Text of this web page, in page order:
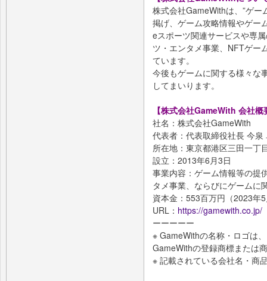
株式会社GameWithは、”ゲー
掲げ、ゲーム攻略情報やゲー
eスポーツ関連サービスや専
ツ・エンタメ事業、NFTゲー
ています。
今後もゲームに関する様々な
してまいります。
【株式会社GameWith 会社概
社名：株式会社GameWith
代表者：代表取締役社長 今泉
所在地：東京都港区三田一丁
設立：2013年6月3日
事業内容：ゲーム情報等の提
タメ事業、ならびにゲームに
資本金：553百万円（2023年
URL： https://gamewith.co.jp/
ーーーーー
※ GameWithの名称・ロゴは
GameWithの登録商標または
※ 記載されている会社名・商